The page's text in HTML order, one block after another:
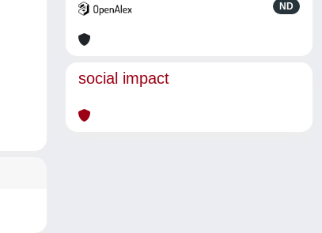
ND
social impact